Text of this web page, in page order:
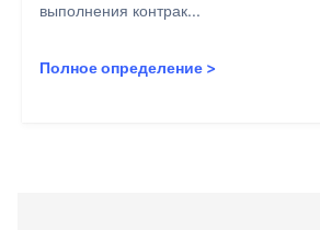
выполнения контрак...
Полное определение >